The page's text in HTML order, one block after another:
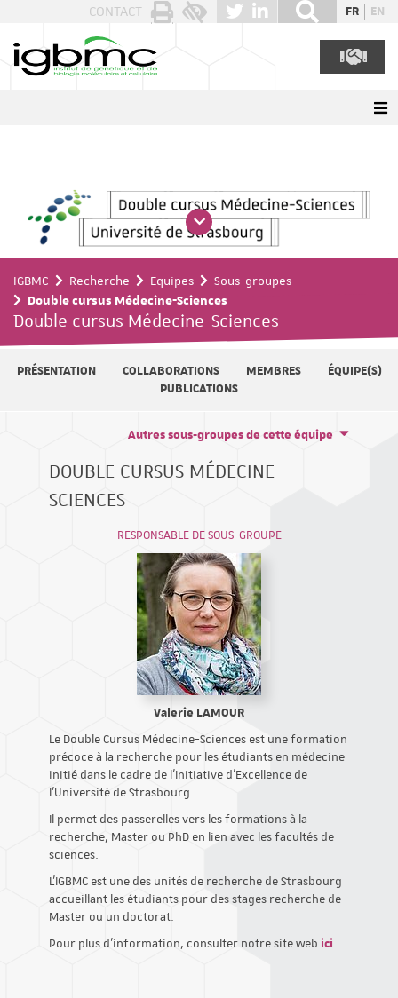
CONTACT FR EN
IGBMC Recherche Equipes
Sous-groupes
Double cursus Médecine-Sciences
Double cursus Médecine-Sciences
PRÉSENTATION COLLABORATIONS MEMBRES
ÉQUIPE(S)
PUBLICATIONS
DOUBLE CURSUS MÉDECINE-
SCIENCES
Autres sous-groupes de cette équipe
RESPONSABLE DE SOUS-GROUPE
Valerie LAMOUR
Le Double Cursus Médecine-Sciences est une formation
précoce à la recherche pour les étudiants en médecine
initié dans le cadre de l’Initiative d’Excellence de
l’Université de Strasbourg.
Il permet des passerelles vers les formations à la
recherche, Master ou PhD en lien avec les facultés de
sciences.
L’IGBMC est une des unités de recherche de Strasbourg
accueillant les étudiants pour des stages recherche de
Master ou un doctorat.
Pour plus d’information, consulter notre site web ici
Panneau de gestion des cookies